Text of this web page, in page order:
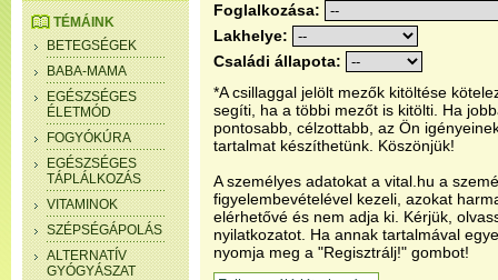
TÉMÁINK
BETEGSÉGEK
BABA-MAMA
EGÉSZSÉGES
ÉLETMÓD
FOGYÓKÚRA
EGÉSZSÉGES
TÁPLÁLKOZÁS
VITAMINOK
SZÉPSÉGÁPOLÁS
ALTERNATÍV
GYÓGYÁSZAT
Foglalkozása:
Lakhelye:
Családi állapota:
*A csillaggal jelölt mezők kitöltése
segíti, ha a többi mezőt is kitölti. Ha
pontosabb, célzottabb, az Ön
tartalmat készíthetünk. Köszönjük!
A személyes adatokat a vital.hu a
figyelembevételével kezeli, azokat
elérhetővé és nem adja ki. Kérjük,
nyilatkozatot. Ha annak tartalmával
nyomja meg a "Regisztrálj!" gombot!